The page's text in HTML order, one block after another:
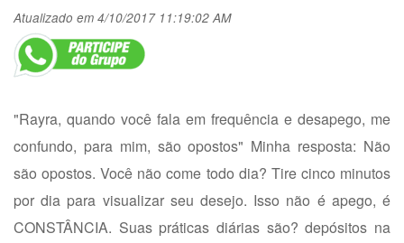
Atualizado em 4/10/2017 11:19:02 AM
"Rayra, quando você fala em frequência e desapego, me
confundo, para mim, são opostos" Minha resposta: Não
são opostos. Você não come todo dia? Tire cinco minutos
por dia para visualizar seu desejo. Isso não é apego, é
CONSTÂNCIA. Suas práticas diárias são? depósitos na